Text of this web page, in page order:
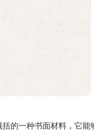
的一种书面材料，它能